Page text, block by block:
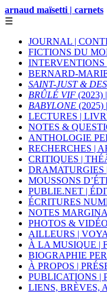
arnaud maïsetti | carnets
☰
JOURNAL |
FICTIONS DU
INTERVENTIONS
BERNARD-
SAINT-JUST &
BRÛLÉ VIF (2023)
BABYLONE (2025)
LECTURES |
NOTES &
ANTHOLOGIE
RECHERCHES |
CRITIQUES |
DRAMATURGIES
MOUSSONS
PUBLIE.NET |
ÉCRITURES
NOTES
PHOTOS &
AILLEURS |
À LA MUSIQUE |
BIOGRAPHIE
À PROPOS |
PUBLICATIONS |
LIENS, BRÈVES,